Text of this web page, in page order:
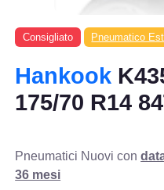
Consigliato Pneumatico
Hankook
175/70 R14
Pneumatici Nuovi con
36 mesi